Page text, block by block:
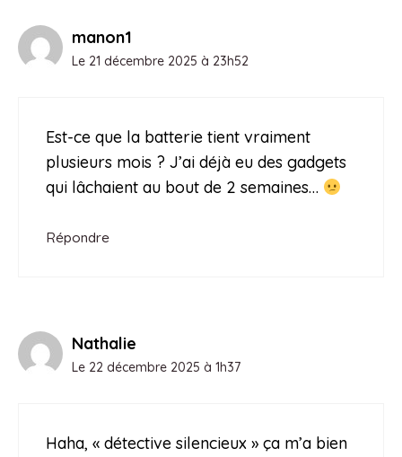
manon1
Le 21 décembre 2025 à 23h52
Est-ce que la batterie tient vraiment
plusieurs mois ? J’ai déjà eu des gadgets
qui lâchaient au bout de 2 semaines…
Répondre
Nathalie
Le 22 décembre 2025 à 1h37
Haha, « détective silencieux » ça m’a bien